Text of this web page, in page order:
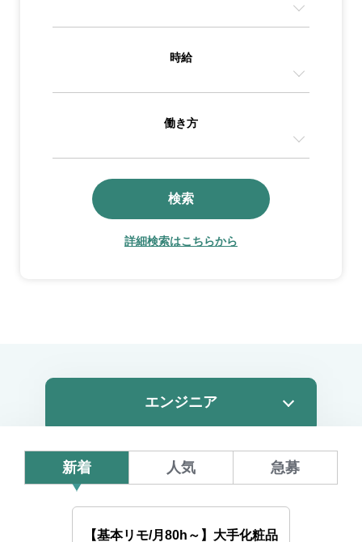
時給
働き方
検索
詳細検索はこちらから
新着 人気 急募
【基本リモ/月80h～】大手化粧品